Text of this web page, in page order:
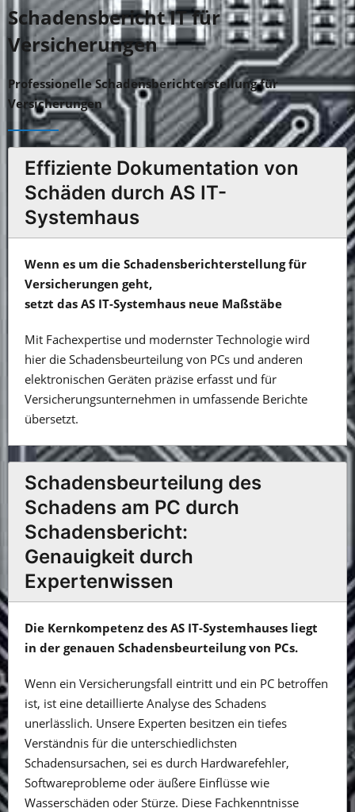
Schadensbericht IT für
Versicherungen
Professionelle Schadensberichterstellung für
Versicherungen
Effiziente Dokumentation von
Schäden durch AS IT-
Systemhaus
Wenn es um die Schadensberichterstellung für
Versicherungen geht,
setzt das AS IT-Systemhaus neue Maßstäbe
Mit Fachexpertise und modernster Technologie wird
hier die Schadensbeurteilung von PCs und anderen
elektronischen Geräten präzise erfasst und für
Versicherungsunternehmen in umfassende Berichte
übersetzt.
Schadensbeurteilung des
Schadens am PC durch
Schadensbericht:
Genauigkeit durch
Expertenwissen
Die Kernkompetenz des AS IT-Systemhauses liegt
in der genauen Schadensbeurteilung von PCs.
Wenn ein Versicherungsfall eintritt und ein PC betroffen
ist, ist eine detaillierte Analyse des Schadens
unerlässlich. Unsere Experten besitzen ein tiefes
Verständnis für die unterschiedlichsten
Schadensursachen, sei es durch Hardwarefehler,
Softwareprobleme oder äußere Einflüsse wie
Wasserschäden oder Stürze. Diese Fachkenntnisse